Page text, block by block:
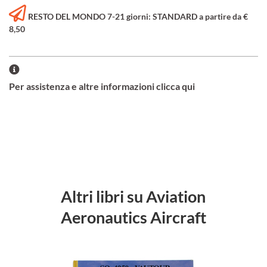
RESTO DEL MONDO 7-21 giorni: STANDARD a partire da €
8,50
Per assistenza e altre informazioni clicca qui
Altri libri su Aviation
Aeronautics Aircraft